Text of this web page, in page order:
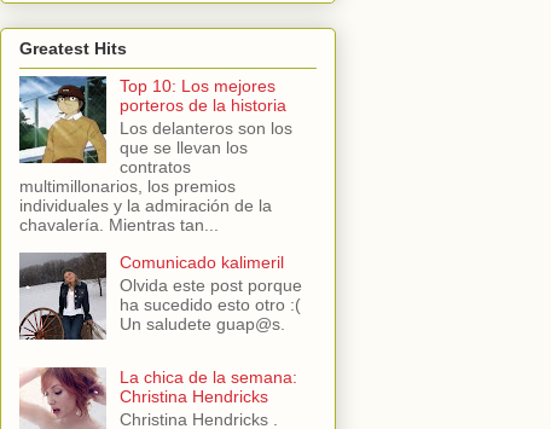
Greatest Hits
Top 10: Los mejores
porteros de la historia
Los delanteros son los
que se llevan los
contratos
multimillonarios, los premios
individuales y la admiración de la
chavalería. Mientras tan...
Comunicado kalimeril
Olvida este post porque
ha sucedido esto otro :(
Un saludete guap@s.
La chica de la semana:
Christina Hendricks
Christina Hendricks .